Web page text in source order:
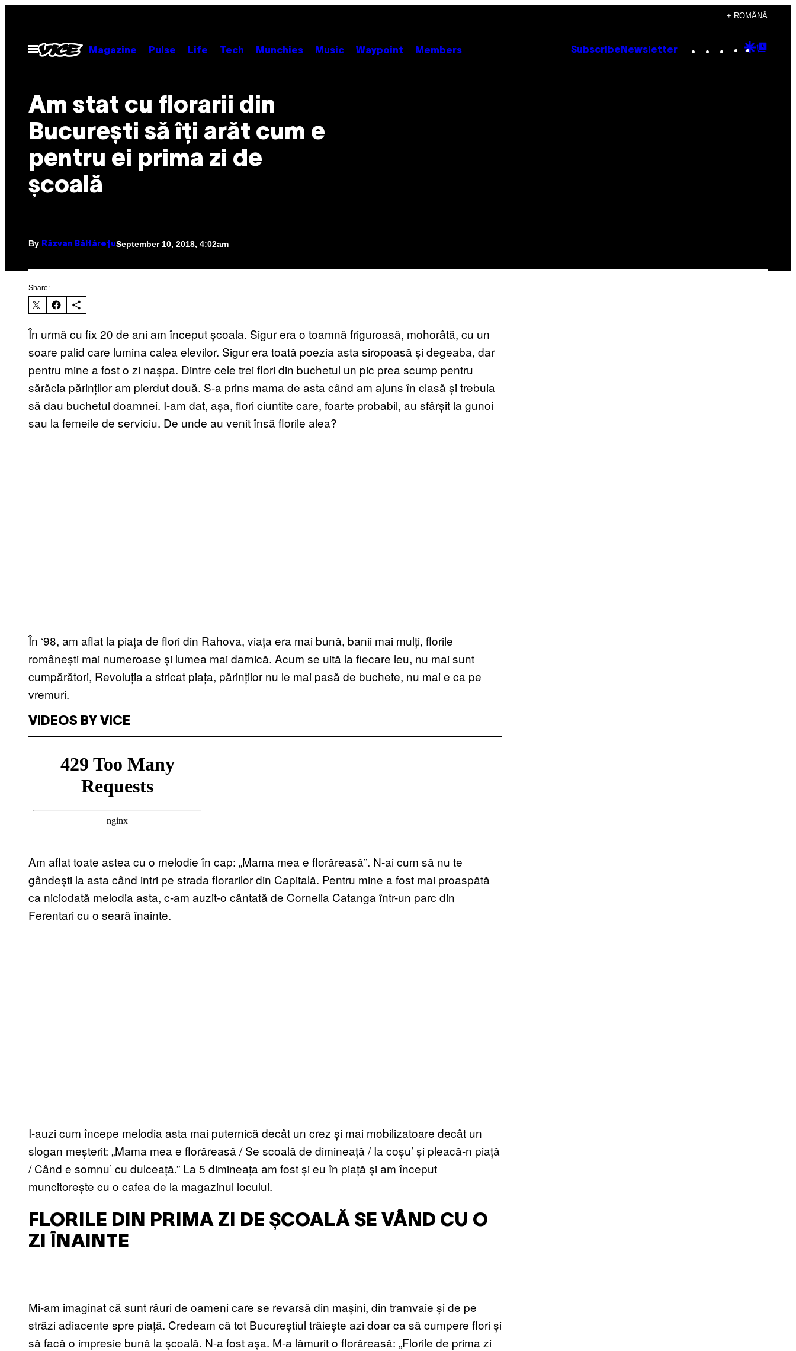
content
+ ROMÂNĂ
Open
Menu
Magazine Pulse Life Tech Munchies Music Waypoint Members Subscribe Newsletter Instagram
TikTok
YouTube
Google
Am stat cu florarii din
București să îți arăt cum e
pentru ei prima zi de
școală
By Răzvan Băltărețu September 10, 2018, 4:02am
Share:
În urmă cu fix 20 de ani am început școala. Sigur era o toamnă friguroasă, mohorâtă, cu un
soare palid care lumina calea elevilor. Sigur era toată poezia asta siropoasă și degeaba, dar
pentru mine a fost o zi nașpa. Dintre cele trei flori din buchetul un pic prea scump pentru
sărăcia părinților am pierdut două. S-a prins mama de asta când am ajuns în clasă și trebuia
să dau buchetul doamnei. I-am dat, așa, flori ciuntite care, foarte probabil, au sfârșit la gunoi
sau la femeile de serviciu. De unde au venit însă florile alea?
În ‘98, am aflat la piața de flori din Rahova, viața era mai bună, banii mai mulți, florile
românești mai numeroase și lumea mai darnică. Acum se uită la fiecare leu, nu mai sunt
cumpărători, Revoluția a stricat piața, părinților nu le mai pasă de buchete, nu mai e ca pe
vremuri.
VIDEOS BY VICE
Am aflat toate astea cu o melodie în cap: „Mama mea e florăreasă”. N-ai cum să nu te
gândești la asta când intri pe strada florarilor din Capitală. Pentru mine a fost mai proaspătă
ca niciodată melodia asta, c-am auzit-o cântată de Cornelia Catanga într-un parc din
Ferentari cu o seară înainte.
I-auzi cum începe melodia asta mai puternică decât un crez și mai mobilizatoare decât un
slogan meșterit: „Mama mea e florăreasă / Se scoală de dimineață / Ia coșu’ și pleacă-n piață
/ Când e somnu’ cu dulceață.” La 5 dimineața am fost și eu în piață și am început
muncitorește cu o cafea de la magazinul locului.
FLORILE DIN PRIMA ZI DE ȘCOALĂ SE VÂND CU O
ZI ÎNAINTE
Mi-am imaginat că sunt râuri de oameni care se revarsă din mașini, din tramvaie și de pe
străzi adiacente spre piață. Credeam că tot Bucureștiul trăiește azi doar ca să cumpere flori și
să facă o impresie bună la școală. N-a fost așa. M-a lămurit o florăreasă: „Florile de prima zi